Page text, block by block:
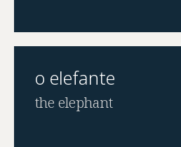
o elefante
the elephant